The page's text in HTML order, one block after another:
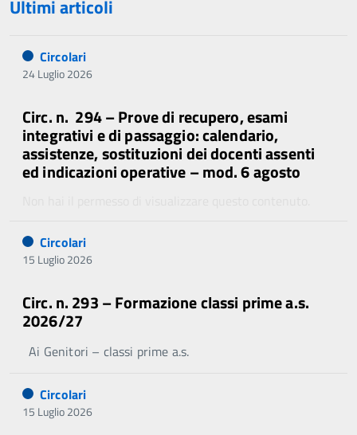
Ultimi articoli
Circolari
24 Luglio 2026
Circ. n. 294 – Prove di recupero, esami
integrativi e di passaggio: calendario,
assistenze, sostituzioni dei docenti assenti
ed indicazioni operative – mod. 6 agosto
Circolari
15 Luglio 2026
Circ. n. 293 – Formazione classi prime a.s.
2026/27
Ai Genitori – classi prime a.s.
Circolari
15 Luglio 2026